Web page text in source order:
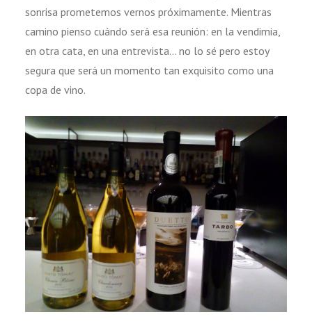
sonrisa prometemos vernos próximamente. Mientras
camino pienso cuándo será esa reunión: en la vendimia,
en otra cata, en una entrevista… no lo sé pero estoy
segura que será un momento tan exquisito como una
copa de vino.